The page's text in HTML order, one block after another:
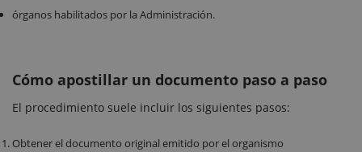
órganos habilitados por la Administración.
Cómo apostillar un documento paso a paso
El procedimiento suele incluir los siguientes pasos:
Obtener el documento original emitido por el organismo